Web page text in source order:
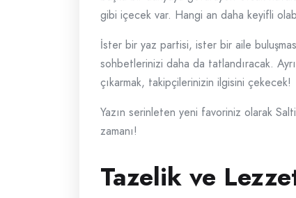
gibi içecek var. Hangi an daha keyifli
İster bir yaz partisi, ister bir aile
sohbetlerinizi daha da tatlandıracak.
çıkarmak, takipçilerinizin ilgisini çekecek!
Yazın serinleten yeni favoriniz olarak
zamanı!
Tazelik ve